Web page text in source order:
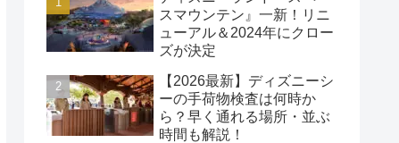
スマウンテン』一新！リニ
ューアル＆2024年にクロー
ズが決定
【2026最新】ディズニーシ
ーの手荷物検査は何時か
ら？早く通れる場所・並ぶ
時間も解説！